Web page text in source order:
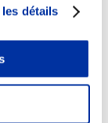
détails